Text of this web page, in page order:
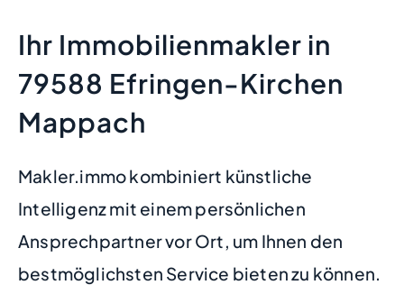
Ihr Immobilienmakler in
79588 Efringen-Kirchen
Mappach
Makler.immo kombiniert künstliche
Intelligenz mit einem persönlichen
Ansprechpartner vor Ort, um Ihnen den
bestmöglichsten Service bieten zu können.